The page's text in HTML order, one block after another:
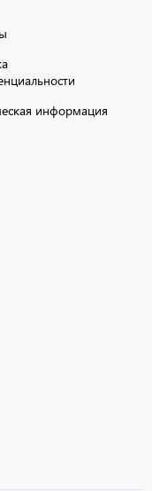
информация